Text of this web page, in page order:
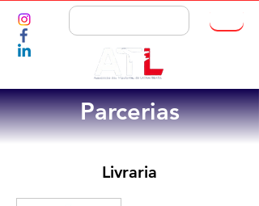
Parcerias
Livraria